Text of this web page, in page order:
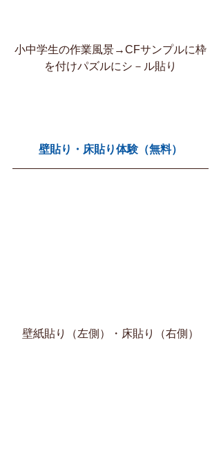
小中学生の作業風景→CFサンプルに枠
を付けパズルにシ－ル貼り
壁貼り・床貼り体験（無料）
壁紙貼り（左側）・床貼り（右側）